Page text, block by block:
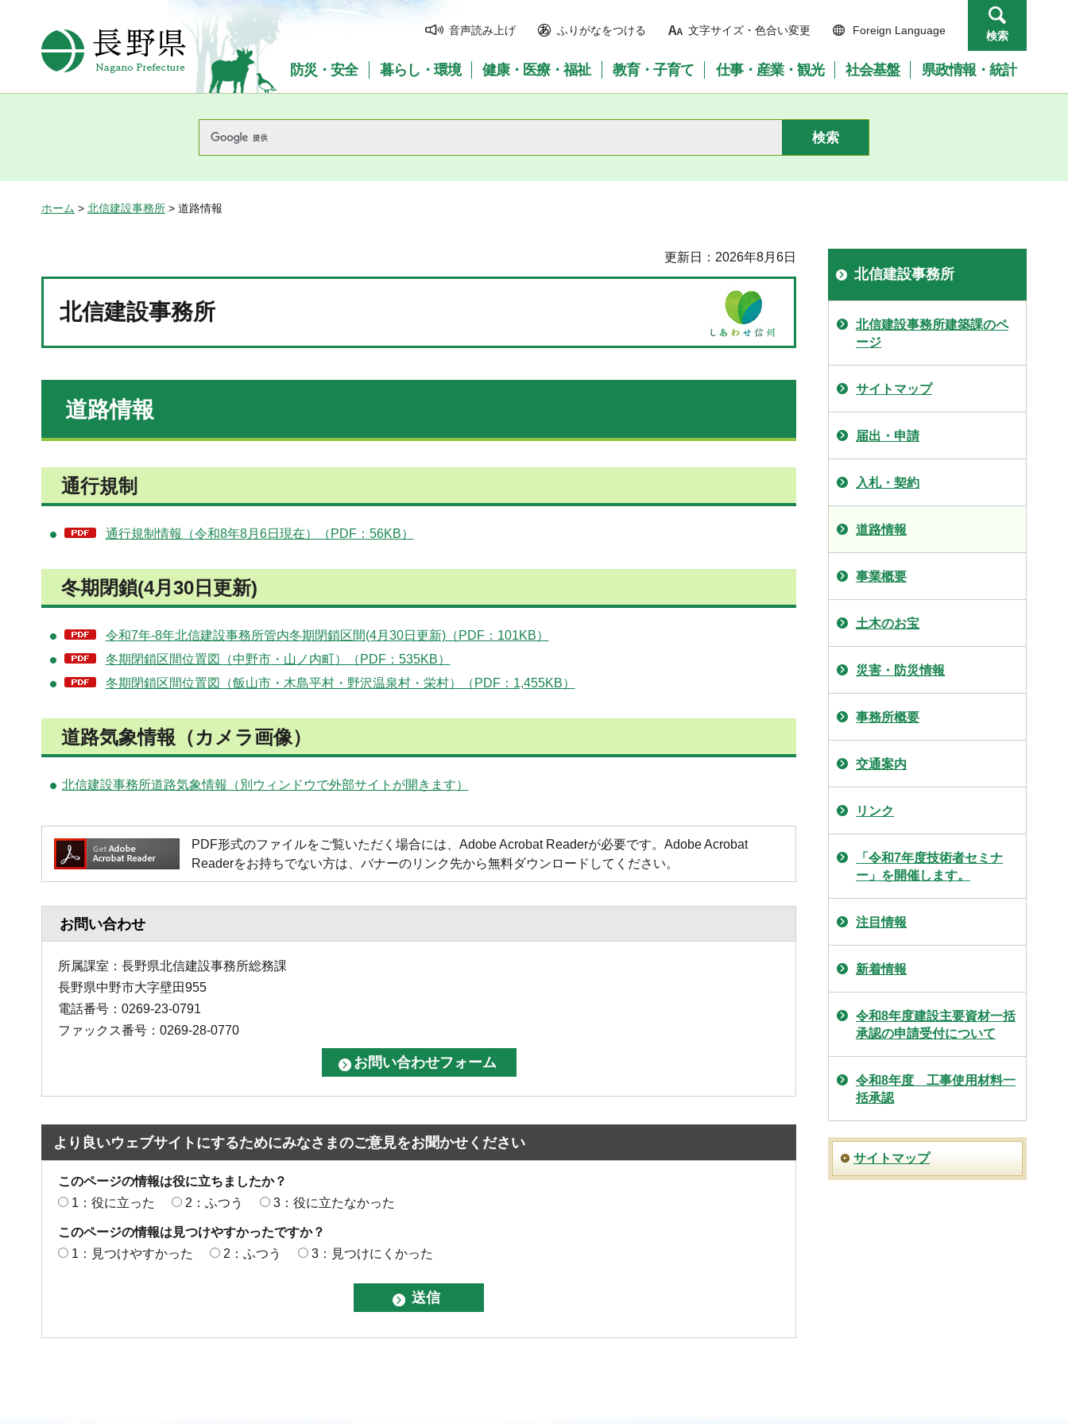
長野県Nagano Prefecture
音声読み上げ ふりがなをつける 文字サイズ・色合い変更 Foreign Language 検索
防災・安全 暮らし・環境 健康・医療・福祉 教育・子育て 仕事・産業・観光 社会基盤 県政情報・統計
ホーム > 北信建設事務所 > 道路情報
更新日：2026年8月6日
北信建設事務所
道路情報
通行規制
通行規制情報（令和8年8月6日現在）（PDF：56KB）
冬期閉鎖(4月30日更新)
令和7年-8年北信建設事務所管内冬期閉鎖区間(4月30日更新)（PDF：101KB）
冬期閉鎖区間位置図（中野市・山ノ内町）（PDF：535KB）
冬期閉鎖区間位置図（飯山市・木島平村・野沢温泉村・栄村）（PDF：1,455KB）
道路気象情報（カメラ画像）
北信建設事務所道路気象情報（別ウィンドウで外部サイトが開きます）
PDF形式のファイルをご覧いただく場合には、Adobe Acrobat Readerが必要です。Adobe Acrobat
Readerをお持ちでない方は、バナーのリンク先から無料ダウンロードしてください。
お問い合わせ
所属課室：長野県北信建設事務所総務課
長野県中野市大字壁田955
電話番号：0269-23-0791
ファックス番号：0269-28-0770
より良いウェブサイトにするためにみなさまのご意見をお聞かせください
このページの情報は役に立ちましたか？
1：役に立った
2：ふつう 3：役に立たなかった
このページの情報は見つけやすかったですか？
1：見つけやすかった
2：ふつう 3：見つけにくかった
北信建設事務所
北信建設事務所建築課のペ
ージ
サイトマップ
届出・申請
入札・契約
道路情報
事業概要
土木のお宝
災害・防災情報
事務所概要
交通案内
リンク
「令和7年度技術者セミナ
ー」を開催します。
注目情報
新着情報
令和8年度建設主要資材一括
承認の申請受付について
令和8年度 工事使用材料一
括承認
サイトマップ